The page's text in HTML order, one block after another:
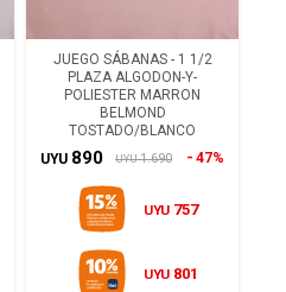
JUEGO SÁBANAS - 1 1/2
PLAZA ALGODON-Y-
POLIESTER MARRON
BELMOND
TOSTADO/BLANCO
UYU 890 UYU 1.690 47%
UYU 757
UYU 801